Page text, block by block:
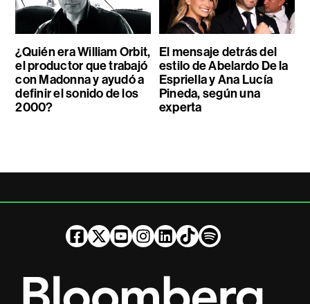
¿Quién era William Orbit,
el productor que trabajó
con Madonna y ayudó a
definir el sonido de los
2000?
El mensaje detrás del
estilo de Abelardo De la
Espriella y Ana Lucía
Pineda, según una
experta